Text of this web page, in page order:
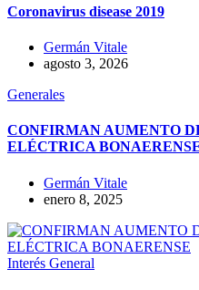
Coronavirus disease 2019
Germán Vitale
agosto 3, 2026
Generales
CONFIRMAN AUMENTO
ELÉCTRICA
Germán Vitale
enero 8, 2025
Interés General